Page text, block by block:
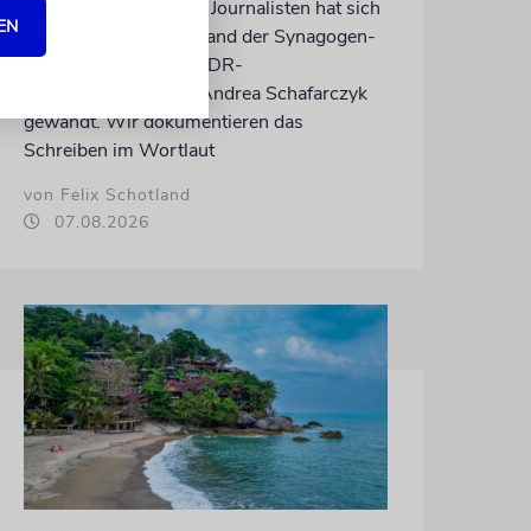
Nach dem X-Post des Journalisten hat sich
Felix Schotland, Vorstand der Synagogen-
Gemeinde Köln, an WDR-
Programmdirektorin Andrea Schafarczyk
gewandt. Wir dokumentieren das
Schreiben im Wortlaut
von Felix Schotland
07.08.2026